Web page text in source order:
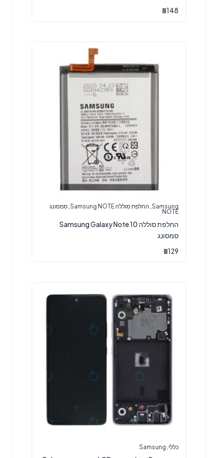
₪148
Samsung החלפת סוללה Samsung NOTE ,סמסונג
NOTE
‏החלפת סוללה Samsung Galaxy Note 10
סמסונג
₪129
כללי Samsung